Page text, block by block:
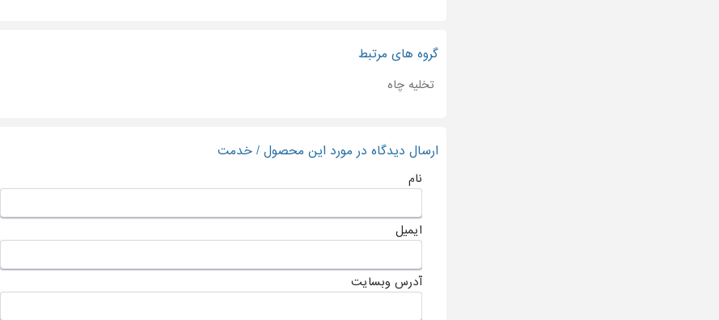
گروه های مرتبط
تخلیه چاه
ارسال دیدگاه در مورد این محصول / خدمت
نام
ایمیل
آدرس وبسایت